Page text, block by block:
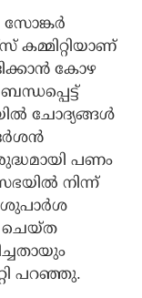
സോങ്കര്‍
കോഴ
ചോദ്യങ്ങള്‍
പണം
നിന്ന്
ശുപാര്‍ശ
ചെയ്ത
പറഞ്ഞു.